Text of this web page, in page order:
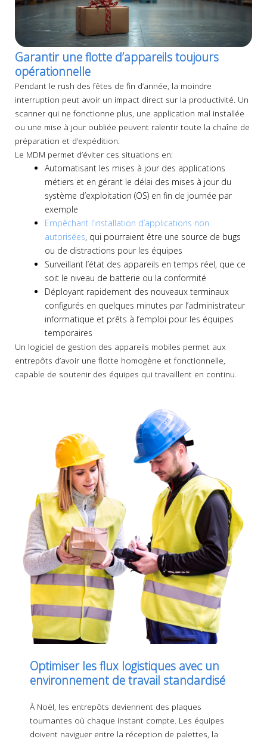
Garantir une flotte d’appareils toujours
opérationnelle
Pendant le rush des fêtes de fin d’année, la moindre
interruption peut avoir un impact direct sur la productivité. Un
scanner qui ne fonctionne plus, une application mal installée
ou une mise à jour oubliée peuvent ralentir toute la chaîne de
préparation et d’expédition.
Le MDM permet d’éviter ces situations en:
Automatisant les mises à jour des applications
métiers et en gérant le délai des mises à jour du
système d’exploitation (OS) en fin de journée par
exemple
Empêchant l’installation d’applications non
autorisées, qui pourraient être une source de bugs
ou de distractions pour les équipes
Surveillant l’état des appareils en temps réel, que ce
soit le niveau de batterie ou la conformité
Déployant rapidement des nouveaux terminaux
configurés en quelques minutes par l’administrateur
informatique et prêts à l’emploi pour les équipes
temporaires
Un logiciel de gestion des appareils mobiles permet aux
entrepôts d’avoir une flotte homogène et fonctionnelle,
capable de soutenir des équipes qui travaillent en continu.
Optimiser les flux logistiques avec un
environnement de travail standardisé
À Noël, les entrepôts deviennent des plaques
tournantes où chaque instant compte. Les équipes
doivent naviguer entre la réception de palettes, la